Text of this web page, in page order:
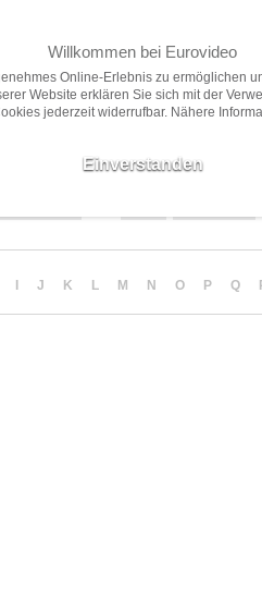
Home Filme
J K L M N O P Q
Willkommen bei Eurovideo
Online-Erlebnis zu ermöglichen
Website erklären Sie sich mit der
jederzeit widerrufbar. Nähere
Einverstanden